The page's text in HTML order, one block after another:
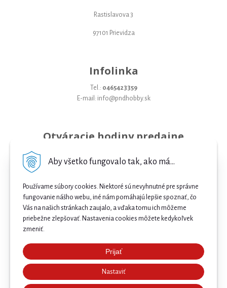
Aby všetko fungovalo tak, ako má...
Používame súbory cookies. Niektoré sú nevyhnutné pre správne
fungovanie nášho webu, iné nám pomáhajú lepšie spoznať, čo
Vás na našich stránkach zaujalo, a vďaka tomu ich môžeme
priebežne zlepšovať. Nastavenia cookies môžete kedykoľvek
zmeniť.
Prijať
Nastaviť
Rastislavova 3
97101 Prievidza
Infolinka
Tel.: 0465423359
E-mail: info@pndhobby.sk
Otváracie hodiny predajne
Streda 09-17
Štvrtok 09-17
Sobota 09-12
Nedeľa Zatvorené
Najnižšia cena .
Našli ste nižšiu cenu e-biku? Prekonáme ju! 🔥 Pošlite
nám ponuku a získajte ešte lepšiu cenu. 🚴⚡